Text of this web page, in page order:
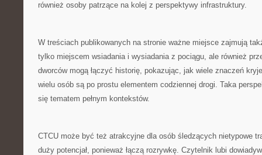
również osoby patrzące na kolej z perspektywy infrastruktury.
W treściach publikowanych na stronie ważne miejsce zajmują
tylko miejscem wsiadania i wysiadania z pociągu, ale również
dworców mogą łączyć historię, pokazując, jak wiele znaczeń
wielu osób są po prostu elementem codziennej drogi. Taka
się tematem pełnym kontekstów.
CTCU może być też atrakcyjne dla osób śledzących nietypowe
duży potencjał, ponieważ łączą rozrywkę. Czytelnik lubi